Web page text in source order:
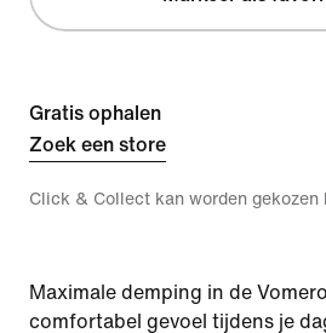
Gratis ophalen
Zoek een store
Click & Collect kan worden gekozen
Maximale demping in de
comfortabel gevoel tijdens je